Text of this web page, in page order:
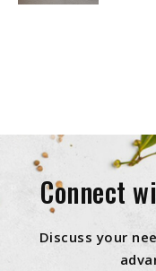
Connect
Discuss your